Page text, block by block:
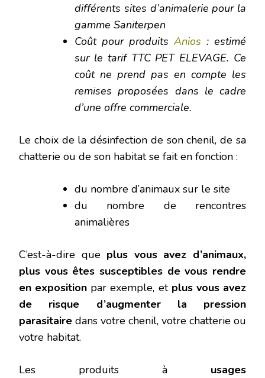
différents sites d’animalerie pour la
gamme Saniterpen
Coût pour produits Anios : estimé
sur le tarif TTC PET ELEVAGE. Ce
coût ne prend pas en compte les
remises proposées dans le cadre
d’une offre commerciale.
Le choix de la désinfection de son chenil, de sa
chatterie ou de son habitat se fait en fonction :
du nombre d’animaux sur le site
du nombre de rencontres
animalières
C’est-à-dire que plus vous avez d’animaux,
plus vous êtes susceptibles de vous rendre
en exposition par exemple, et plus vous avez
de risque d’augmenter la pression
parasitaire dans votre chenil, votre chatterie ou
votre habitat.
Les produits à usages